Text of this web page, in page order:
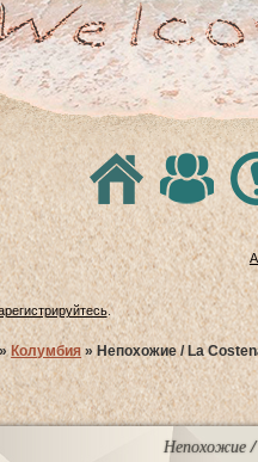
.
»Колумбия »Непохожие / La
Непохожие /